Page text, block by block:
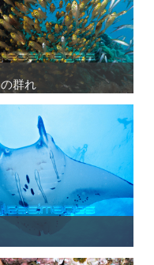
群れ
群れ